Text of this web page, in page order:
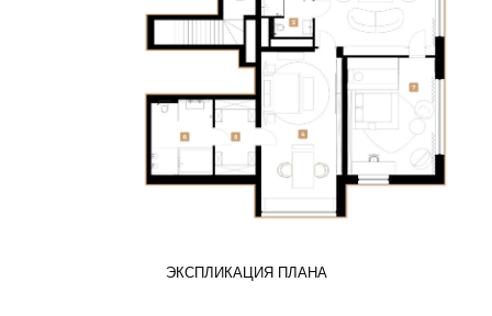
ЭКСПЛИКАЦИЯ ПЛАНА